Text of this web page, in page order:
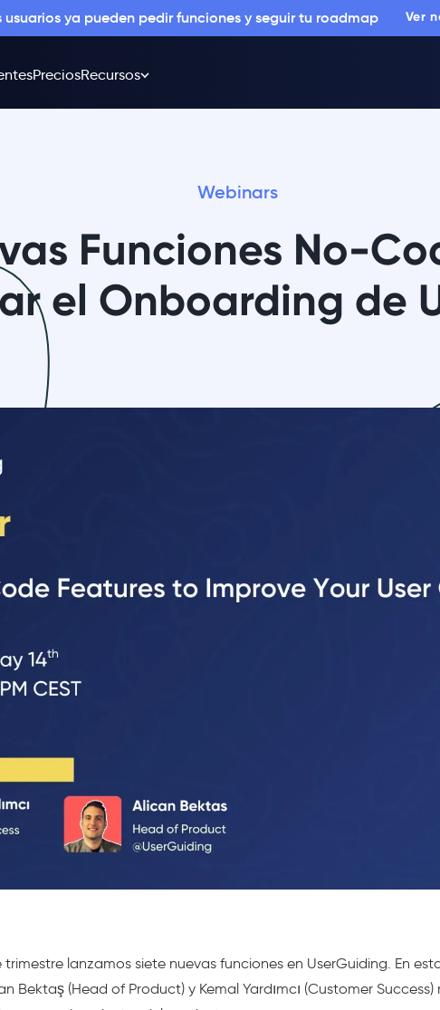
usuarios ya pueden pedir funciones y seguir tu roadmap Ver
PreciosRecursos
Webinars
Funciones No-
el Onboarding de
trimestre lanzamos siete nuevas funciones en UserGuiding. En
Bektaş (Head of Product) y Kemal Yardımcı (Customer